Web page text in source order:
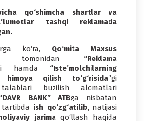
qo‘shimcha shartlar va
tashqi reklamada
ko‘ra, Qo‘mita Maxsus
tomonidan “Reklama
hamda “Iste’molchilarning
himoya qilish to‘g‘risida”gi
buzilish alomatlari
“DAVR BANK” ATBga nisbatan
ish qo‘zg‘atilib,natijasi
jarimaqo‘llash haqida